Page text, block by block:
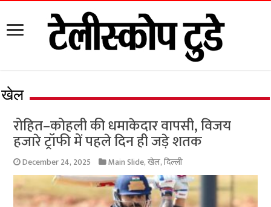
खेल
रोहित–कोहली की धमाकेदार वापसी, विजय
हजारे ट्रॉफी में पहले दिन ही जड़े शतक
December 24, 2025 Main Slide,खेल,दिल्ली